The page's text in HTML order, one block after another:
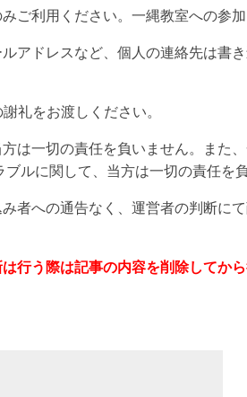
ご利用ください。一縄教室への参
アドレスなど、個人の連絡先は書
礼をお渡しください。
は一切の責任を負いません。また
ルに関して、当方は一切の責任を
者への通告なく、運営者の判断にて
行う際は記事の内容を削除してか